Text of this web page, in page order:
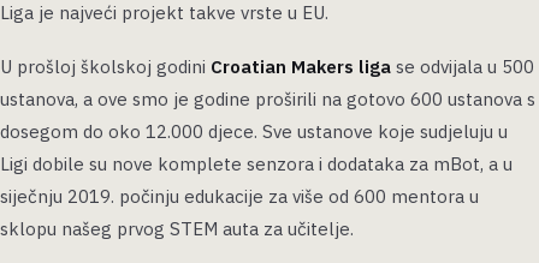
Liga je najveći projekt takve vrste u EU.
U prošloj školskoj godini Croatian Makers liga se odvijala u 500
ustanova, a ove smo je godine proširili na gotovo 600 ustanova s
dosegom do oko 12.000 djece. Sve ustanove koje sudjeluju u
Ligi dobile su nove komplete senzora i dodataka za mBot, a u
siječnju 2019. počinju edukacije za više od 600 mentora u
sklopu našeg prvog STEM auta za učitelje.